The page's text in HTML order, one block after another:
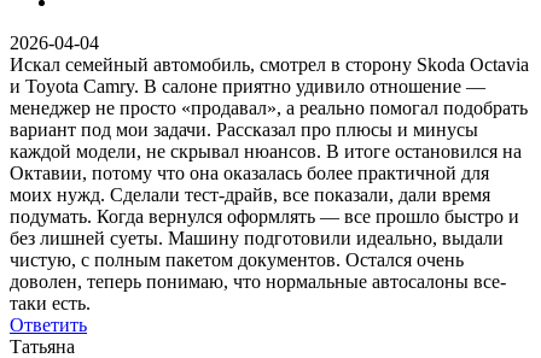
2026-04-04
Искал семейный автомобиль, смотрел в сторону Skoda Octavia
и Toyota Camry. В салоне приятно удивило отношение —
менеджер не просто «продавал», а реально помогал подобрать
вариант под мои задачи. Рассказал про плюсы и минусы
каждой модели, не скрывал нюансов. В итоге остановился на
Октавии, потому что она оказалась более практичной для
моих нужд. Сделали тест-драйв, все показали, дали время
подумать. Когда вернулся оформлять — все прошло быстро и
без лишней суеты. Машину подготовили идеально, выдали
чистую, с полным пакетом документов. Остался очень
доволен, теперь понимаю, что нормальные автосалоны все-
таки есть.
Ответить
Татьяна